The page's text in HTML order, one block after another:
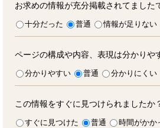
お求めの情報が充分掲載されてました
十分だった 普通 情報が足りない
ページの構成や内容、表現は分かりや
分かりやすい 普通 分かりにくい
この情報をすぐに見つけられましたか
すぐに見つけた 普通 時間がかか